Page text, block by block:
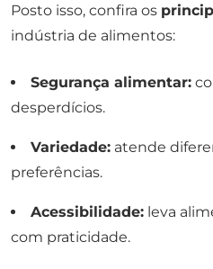
Posto isso, confira os
indústria de alimentos:
Segurança alimentar:
desperdícios.
Variedade: atende
preferências.
Acessibilidade: leva
com praticidade.